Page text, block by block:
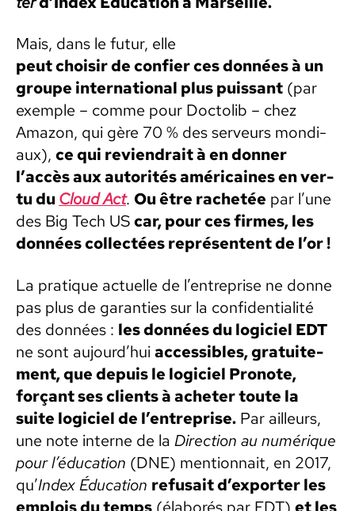
Mais, dans le futur, elle
peut choisir de con­fi­er ces don­nées à un
groupe inter­na­tion­al plus puis­sant (par
exem­ple – comme pour Doc­tolib – chez
Ama­zon, qui gère 70 % des serveurs mon­di­
aux), ce qui reviendrait à en don­ner
l’accès aux autorités améri­caines en ver­
tu duCloud Act. Ou être rachetée par l’une
des Big Tech UScar, pour ces firmes, les
don­nées col­lec­tées représen­tent de l’or !
La pra­tique actuelle de l’entreprise ne donne
pas plus de garanties sur la con­fi­den­tial­ité
des don­nées : les don­nées du logi­ciel EDT
ne sont aujourd’huiacces­si­bles, gra­tu­ite­
ment, que depuis le logi­ciel Pronote,
forçant ses clients à acheter toute la
suite logi­ciel de l’entreprise. Par ailleurs,
une note interne de la Direc­tion au numérique
pour l’éducation (DNE) men­tion­nait, en 2017,
qu’Index Édu­ca­tion refu­sait d’exporter les